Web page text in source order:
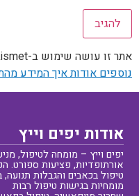
אתר זו עושה שימוש ב-Akismet כדי לסנן תגובות זבל.
נוספים אודות איך המידע
אודות יפים וייץ
יפים וייץ – מומחה לטיפול,
אורתופדיות, פציעות ספורט.
טיפול בכאבים והגבלות
מומחיות בגישות טיפול רבות